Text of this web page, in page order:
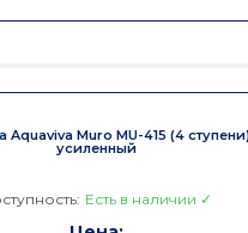
Aquaviva Muro MU-415 (4
усиленный
Есть в наличии ✓